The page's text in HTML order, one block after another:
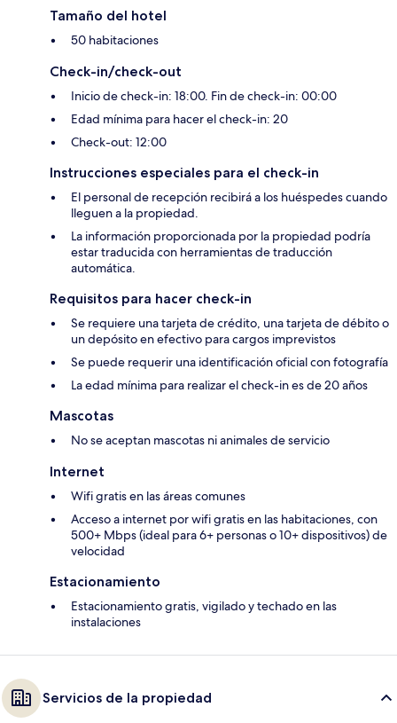
Tamaño del hotel
50 habitaciones
Check-in/check-out
Inicio de check-in: 18:00. Fin de check-in: 00:00
Edad mínima para hacer el check-in: 20
Check-out: 12:00
Instrucciones especiales para el check-in
El personal de recepción recibirá a los huéspedes cuando
lleguen a la propiedad.
La información proporcionada por la propiedad podría
estar traducida con herramientas de traducción
automática.
Requisitos para hacer check-in
Se requiere una tarjeta de crédito, una tarjeta de débito o
un depósito en efectivo para cargos imprevistos
Se puede requerir una identificación oficial con fotografía
La edad mínima para realizar el check-in es de 20 años
Mascotas
No se aceptan mascotas ni animales de servicio
Internet
Wifi gratis en las áreas comunes
Acceso a internet por wifi gratis en las habitaciones, con
500+ Mbps (ideal para 6+ personas o 10+ dispositivos) de
velocidad
Estacionamiento
Estacionamiento gratis, vigilado y techado en las
instalaciones
Servicios de la propiedad